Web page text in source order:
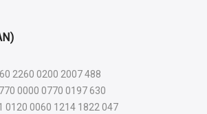
2260 0200 2007 488
0000 0770 0197 630
0120 0060 1214 1822 047